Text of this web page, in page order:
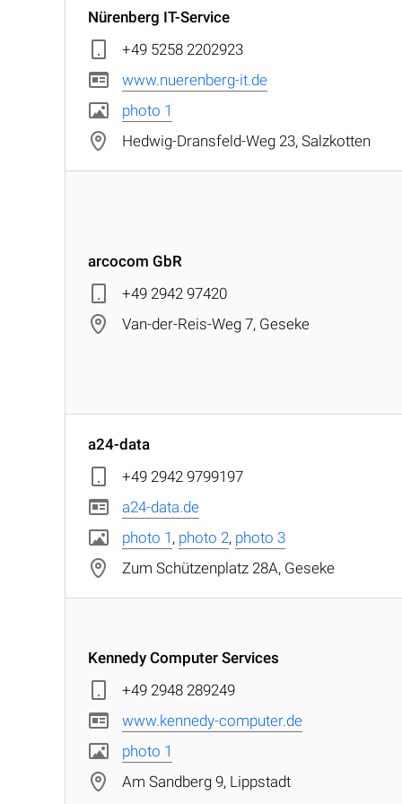
Nürenberg IT-Service
+49 5258 2202923
www.nuerenberg-it.de
photo 1
Hedwig-Dransfeld-Weg 23, Salzkotten
arcocom GbR
+49 2942 97420
Van-der-Reis-Weg 7, Geseke
a24-data
+49 2942 9799197
a24-data.de
photo 1 , photo 2, photo 3
Zum Schützenplatz 28A, Geseke
Kennedy Computer Services
+49 2948 289249
www.kennedy-computer.de
photo 1
Am Sandberg 9, Lippstadt